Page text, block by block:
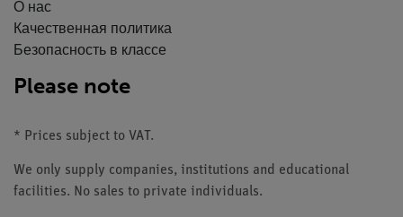
О нас
Качественная политика
Безопасность в классе
Please note
* Prices subject to VAT.
We only supply companies, institutions and educational
facilities. No sales to private individuals.